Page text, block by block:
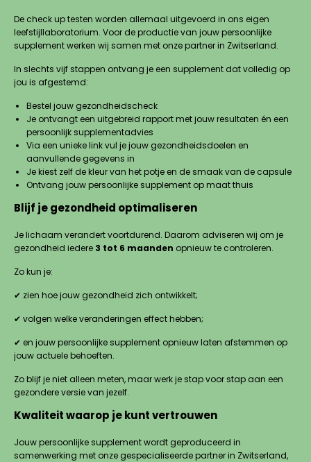
De check up testen worden allemaal uitgevoerd in ons eigen
leefstijllaboratorium. Voor de productie van jouw persoonlijke
supplement werken wij samen met onze partner in Zwitserland.
In slechts vijf stappen ontvang je een supplement dat volledig op
jou is afgestemd:
Bestel jouw gezondheidscheck
Je ontvangt een uitgebreid rapport met jouw resultaten én een
persoonlijk supplementadvies
Via een unieke link vul je jouw gezondheidsdoelen en
aanvullende gegevens in
Je kiest zelf de kleur van het potje en de smaak van de capsule
Ontvang jouw persoonlijke supplement op maat thuis
Blijf je gezondheid optimaliseren
Je lichaam verandert voortdurend. Daarom adviseren wij om je
gezondheid iedere 3 tot 6 maanden opnieuw te controleren.
Zo kun je:
✔ zien hoe jouw gezondheid zich ontwikkelt;
✔ volgen welke veranderingen effect hebben;
✔ en jouw persoonlijke supplement opnieuw laten afstemmen op
jouw actuele behoeften.
Zo blijf je niet alleen meten, maar werk je stap voor stap aan een
gezondere versie van jezelf.
Kwaliteit waarop je kunt vertrouwen
Jouw persoonlijke supplement wordt geproduceerd in
samenwerking met onze gespecialiseerde partner in Zwitserland,